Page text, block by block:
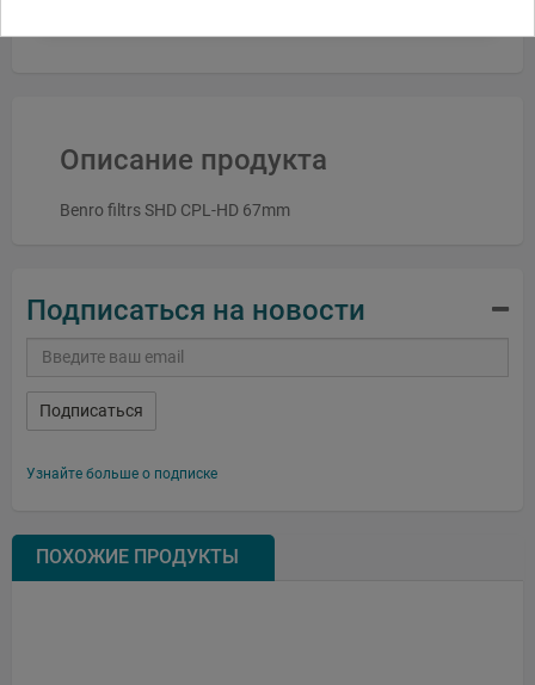
Описание продукта
Benro filtrs SHD CPL-HD 67mm
Подписаться на новости
Подписаться
Узнайте больше о подписке
ПОХОЖИЕ ПРОДУКТЫ